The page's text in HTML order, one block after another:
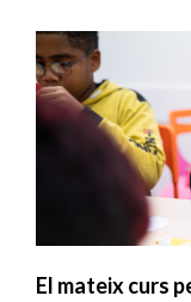
El mateix curs